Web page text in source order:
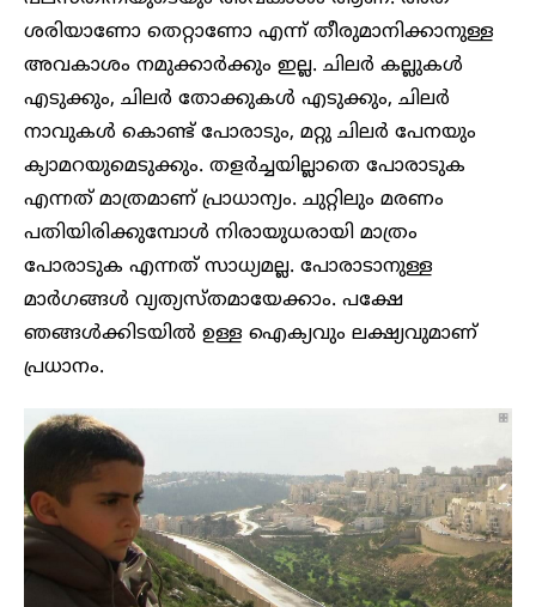
ശരിയാണോ തെറ്റാണോ എന്ന് തീരുമാനിക്കാനുള്ള
അവകാശം നമുക്കാർക്കും ഇല്ല. ചിലർ കല്ലുകൾ
എടുക്കും, ചിലർ തോക്കുകൾ എടുക്കും, ചിലർ
നാവുകൾ കൊണ്ട് പോരാടും, മറ്റു ചിലർ പേനയും
ക്യാമറയുമെടുക്കും. തളർച്ചയില്ലാതെ പോരാടുക
എന്നത് മാത്രമാണ് പ്രാധാന്യം. ചുറ്റിലും മരണം
പതിയിരിക്കുമ്പോൾ നിരായുധരായി മാത്രം
പോരാടുക എന്നത് സാധ്യമല്ല. പോരാടാനുള്ള
മാർഗങ്ങൾ വ്യത്യസ്തമായേക്കാം. പക്ഷേ
ഞങ്ങൾക്കിടയിൽ ഉള്ള ഐക്യവും ലക്ഷ്യവുമാണ്
പ്രധാനം.